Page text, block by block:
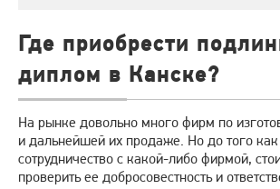
Где приобрести
диплом в Канске?
На рынке довольно много фирм по
и дальнейшей их продаже. Но до того как
сотрудничество с какой-либо фирмой,
проверить ее добросовестность и